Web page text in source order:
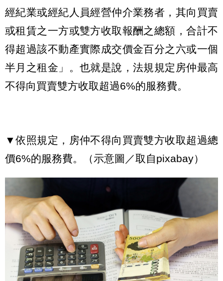
經紀業或經紀人員經營仲介業務者，其向買賣
或租賃之一方或雙方收取報酬之總額，合計不
得超過該不動產實際成交價金百分之六或一個
半月之租金」。也就是說，法規規定房仲最高
不得向買賣雙方收取超過6%的服務費。
▼依照規定，房仲不得向買賣雙方收取超過總
價6%的服務費。（示意圖／取自pixabay）